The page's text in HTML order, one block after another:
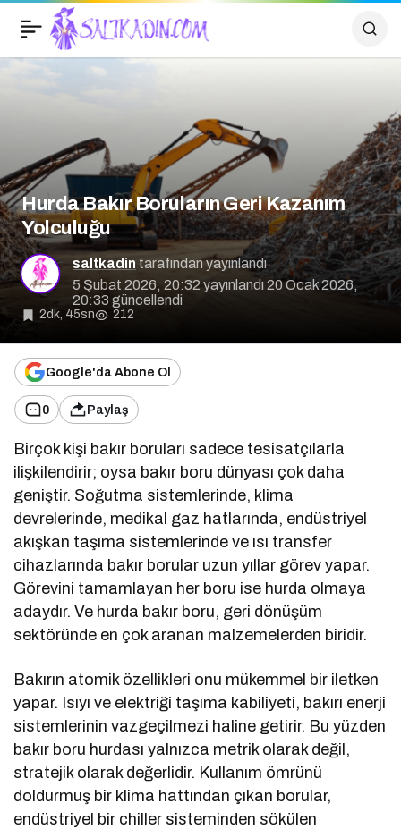
Hurda Bakır Boruların Geri Kazanım
Yolculuğu
saltkadin tarafından yayınlandı
5 Şubat 2026, 20:32yayınlandı20 Ocak 2026,
20:33 güncellendi
2dk, 45sn 212
Google'da Abone Ol
0 Paylaş
Birçok kişi bakır boruları sadece tesisatçılarla
ilişkilendirir; oysa bakır boru dünyası çok daha
geniştir. Soğutma sistemlerinde, klima
devrelerinde, medikal gaz hatlarında, endüstriyel
akışkan taşıma sistemlerinde ve ısı transfer
cihazlarında bakır borular uzun yıllar görev yapar.
Görevini tamamlayan her boru ise hurda olmaya
adaydır. Ve hurda bakır boru, geri dönüşüm
sektöründe en çok aranan malzemelerden biridir.
Bakırın atomik özellikleri onu mükemmel bir iletken
yapar. Isıyı ve elektriği taşıma kabiliyeti, bakırı enerji
sistemlerinin vazgeçilmezi haline getirir. Bu yüzden
bakır boru hurdası yalnızca metrik olarak değil,
stratejik olarak değerlidir. Kullanım ömrünü
doldurmuş bir klima hattından çıkan borular,
endüstriyel bir chiller sisteminden sökülen
Hurda Bakır Boruların
Geri Kazanım Yolculuğu